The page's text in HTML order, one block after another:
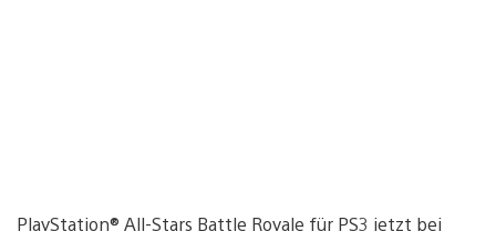
PlayStation® All-Stars Battle Royale für PS3 jetzt bei